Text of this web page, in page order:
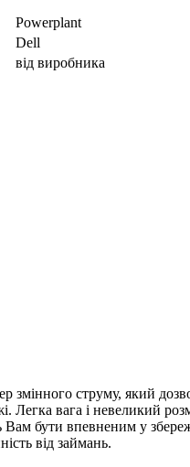
Powerplant
Dell
від виробника
струму, який
Легка вага і невеликий
Вам бути впевненим у
від займань.